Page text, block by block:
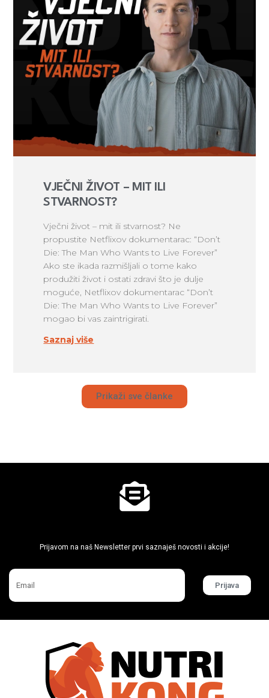
VJEČNI ŽIVOT – MIT ILI
STVARNOST?
Vječni život – mit ili stvarnost? Ne
propustite Netflixov dokumentarac: “Don’t
Die: The Man Who Wants to Live Forever”
Ako ste ikada razmišljali o tome kako
produžiti život i ostati zdravi što je dulje
moguće, Netflixov dokumentarac “Don’t
Die: The Man Who Wants to Live Forever”
mogao bi vas zaintrigirati.
Saznaj više
Prikaži sve članke
Prijavom na naš Newsletter prvi saznaješ novosti i akcije!
Prijava